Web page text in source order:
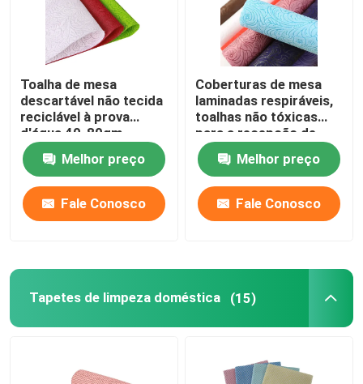
Visita à fábrica
Controle de qualidade
Contacte-nos
Notícias
Solicite um orçamento
Fabrico a partir de tecidos não tecidos
Rolos Jumbo não tecidos
Pano de tabela não tecido
Toalha de mesa
descartável não tecida
reciclável à prova
d'água 40-80gm
Melhor preço
Fale Conosco
Coberturas de mesa
laminadas respiráveis,
toalhas não tóxicas
para a recepção de
casamento
Melhor preço
Fale Conosco
Tapetes de limpeza doméstica (15)